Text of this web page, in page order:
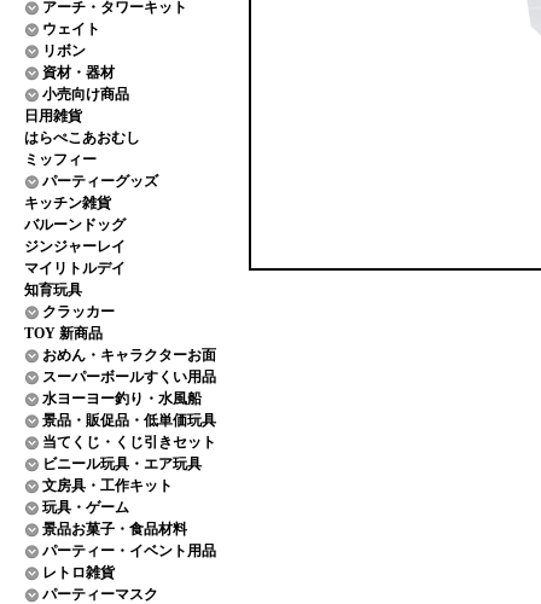
アーチ・タワーキット
ウェイト
リボン
資材・器材
小売向け商品
日用雑貨
はらぺこあおむし
ミッフィー
パーティーグッズ
キッチン雑貨
バルーンドッグ
ジンジャーレイ
マイリトルデイ
知育玩具
クラッカー
TOY 新商品
おめん・キャラクターお面
スーパーボールすくい用品
水ヨーヨー釣り・水風船
景品・販促品・低単価玩具
当てくじ・くじ引きセット
ビニール玩具・エア玩具
文房具・工作キット
玩具・ゲーム
景品お菓子・食品材料
パーティー・イベント用品
レトロ雑貨
パーティーマスク